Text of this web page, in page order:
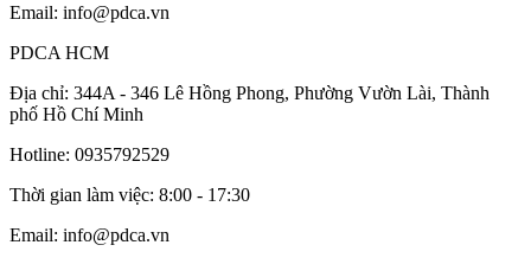
Email: info@pdca.vn
PDCA HCM
Địa chỉ: 344A - 346 Lê Hồng Phong, Phường Vườn Lài, Thành
phố Hồ Chí Minh
Hotline: 0935792529
Thời gian làm việc: 8:00 - 17:30
Email: info@pdca.vn